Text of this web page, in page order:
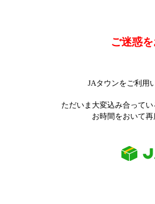
ご迷惑
JAタウンをご利用
ただいま大変込み合って
お時間をおいて